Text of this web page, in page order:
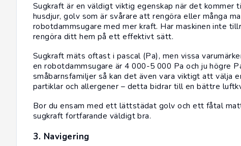
Sugkraft är en väldigt viktig egenskap när det kommer
husdjur, golv som är svårare att rengöra eller många
robotdammsugare med mer kraft. Har maskinen inte
rengöra ditt hem på ett effektivt sätt.
Sugkraft mäts oftast i pascal (Pa), men vissa
en robotdammsugare är 4 000-5 000 Pa och ju högre
småbarnsfamiljer så kan det även vara viktigt att välja
partiklar och allergener – detta bidrar till en bättre
Bor du ensam med ett lättstädat golv och ett fåtal
sugkraft fortfarande väldigt bra.
3. Navigering